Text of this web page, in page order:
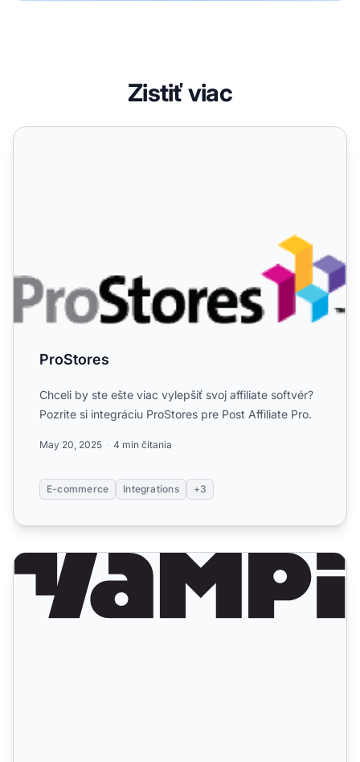
Zistiť viac
ProStores
ProStores
Chceli by ste ešte viac vylepšiť svoj affiliate softvér?
Pozrite si integráciu ProStores pre Post Affiliate Pro.
May 20, 2025 4 min čítania
E-commerce Integrations +3
Yampi